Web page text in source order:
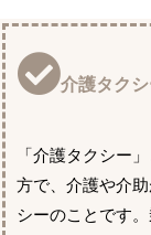
介護タクシ
「介護タクシー
方で、介護や介
シーのことです